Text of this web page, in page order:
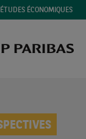
ÉCONOMIQUES